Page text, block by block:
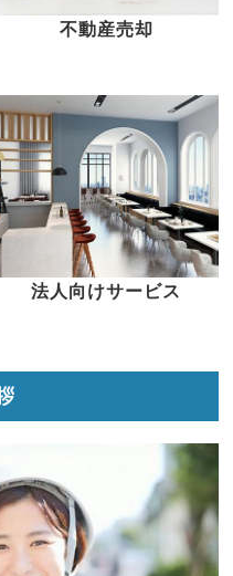
不動産売却
法人向けサービス